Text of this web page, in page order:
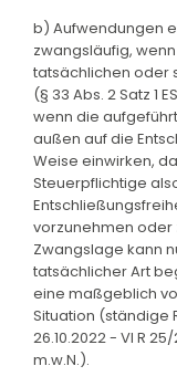
b) Aufwendungen
zwangsläufig,
tatsächlichen oder
(§ 33 Abs. 2 Satz 1
wenn die
außen auf die
Weise einwirken,
Steuerpflichtige
vorzunehmen oder
Zwangslage kann
tatsächlicher Art
eine maßgeblich
Situation (ständige
26.10.2022 - VI R 25/
m.w.N.).